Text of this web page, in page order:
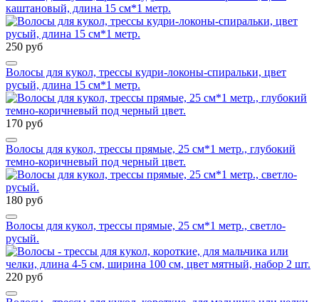
каштановый, длина 15 см*1 метр.
250 руб
Волосы для кукол, трессы кудри-локоны-спиральки, цвет
русый, длина 15 см*1 метр.
170 руб
Волосы для кукол, трессы прямые, 25 см*1 метр., глубокий
темно-коричневый под черный цвет.
180 руб
Волосы для кукол, трессы прямые, 25 см*1 метр., светло-
русый.
220 руб